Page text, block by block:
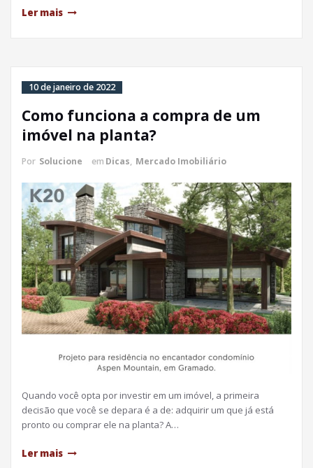
Ler mais
10 de janeiro de 2022
Como funciona a compra de um
imóvel na planta?
Por Solucione em Dicas, Mercado Imobiliário
Quando você opta por investir em um imóvel, a primeira
decisão que você se depara é a de: adquirir um que já está
pronto ou comprar ele na planta? A…
Ler mais